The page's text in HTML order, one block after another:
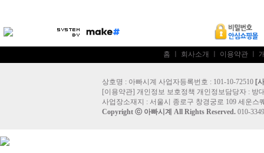
홈 회사소개 이용약관
상호명 : 아빠시계 사업자등록번호 : 101-10-72510 [
[이용약관] 개인정보 보호정책 개인정보담당자 : 방
사업장소재지 : 서울시 종로구 창경궁로 109 세운스
Copyright ⓒ 아빠시계 All Rights Reserved. 010-